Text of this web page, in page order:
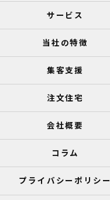
サービス
当社の特徴
集客支援
注文住宅
会社概要
コラム
プライバシーポリシー